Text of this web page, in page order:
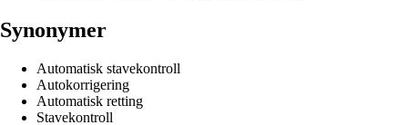
Synonymer
Automatisk stavekontroll
Autokorrigering
Automatisk retting
Stavekontroll